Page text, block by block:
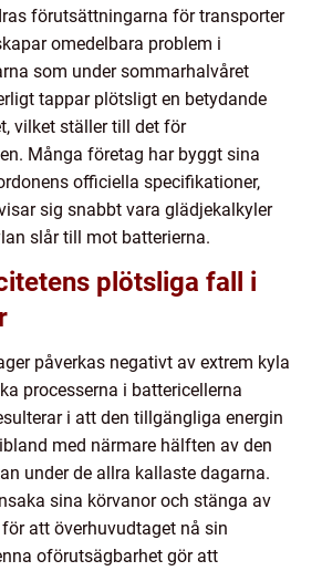
förutsättningarna för transporter
omedelbara problem i
som under sommarhalvåret
tappar plötsligt en betydande
vilket ställer till det för
Många företag har byggt sina
officiella specifikationer,
sig snabbt vara glädjekalkyler
slår till mot batterierna.
plötsliga fall i
påverkas negativt av extrem kyla
processerna i battericellerna
i att den tillgängliga energin
med närmare hälften av den
under de allra kallaste dagarna.
sina körvanor och stänga av
att överhuvudtaget nå sin
oförutsägbarhet gör att